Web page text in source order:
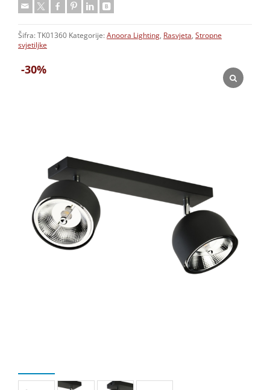
-30%
Šifra: TK01360 Kategorije: Anoora Lighting, Rasvjeta, Stropne
svjetiljke